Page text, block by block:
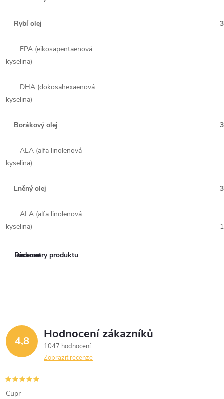
Rybí olej
EPA (eikosapentaenová
kyselina)
DHA (dokosahexaenová
kyselina)
Borákový olej
ALA (alfa linolenová
kyselina)
Lněný olej
ALA (alfa linolenová
kyselina)
Parametry produktu
Recenze
Diskuse
4,8 Hodnocení zákazníků
1047 hodnocení
Zobrazit recenze
Cupr